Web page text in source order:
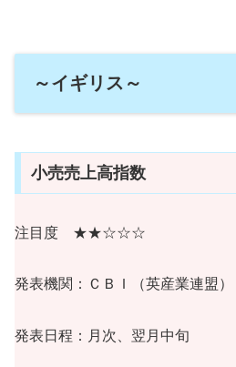
～イギリス～
小売売上高指数
注目度 ★★☆☆☆
発表機関：ＣＢＩ（英産業連盟）
発表日程：月次、翌月中旬